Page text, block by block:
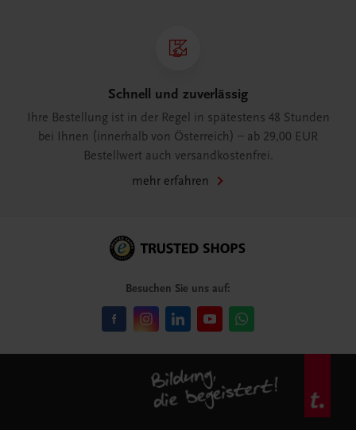
Schnell und zuverlässig
Ihre Bestellung ist in der Regel in spätestens 48 Stunden
bei Ihnen (innerhalb von Österreich) – ab 29,00 EUR
Bestellwert auch versandkostenfrei.
mehr erfahren
Besuchen Sie uns auf: